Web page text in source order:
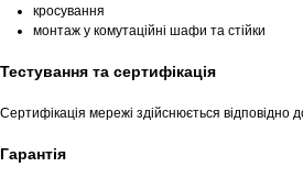
кросування
монтаж у комутаційні шафи та стійки
Тестування та сертифікація
Сертифікація мережі здійснюється
Гарантія